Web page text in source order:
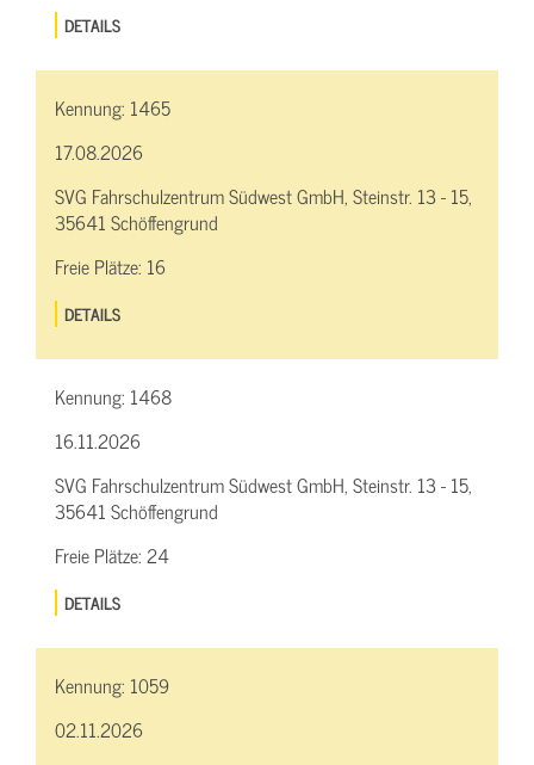
DETAILS
Kennung: 1465
17.08.2026
SVG Fahrschulzentrum Südwest GmbH, Steinstr. 13 - 15,
35641 Schöffengrund
Freie Plätze: 16
DETAILS
Kennung: 1468
16.11.2026
SVG Fahrschulzentrum Südwest GmbH, Steinstr. 13 - 15,
35641 Schöffengrund
Freie Plätze:24
DETAILS
Kennung: 1059
02.11.2026